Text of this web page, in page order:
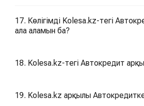
17. Көлігімді Kolesa.kz-тегі
ала аламын ба?
18. Kolesa.kz-тегі Автокредит
19. Kolesa.kz арқылы Автокредитке